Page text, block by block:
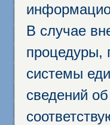
В случае
процедуры,
системы
сведений